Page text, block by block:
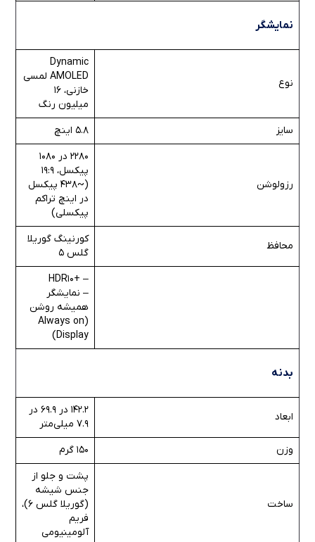
نمایشگر
نوع
Dynamic
AMOLED لمسی
خازنی، 16
میلیون رنگ
سایز
5.8 اینچ
رزولوشن
2280 در 1080
پیکسل، 19:9
(~438 پیکسل
در اینچ تراکم
پیکسلی)
محافظ
کورنینگ گوریلا
گلس 5
– +HDR10
– نمایشگر
همیشه روشن
(Always on
Display)
بدنه
ابعاد
142.2 در 69.9 در
7.9 میلی‌متر
وزن
150 گرم
ساخت
پشت و جلو از
جنس شیشه
(گوریلا گلس 6)،
فریم
آلومینیومی